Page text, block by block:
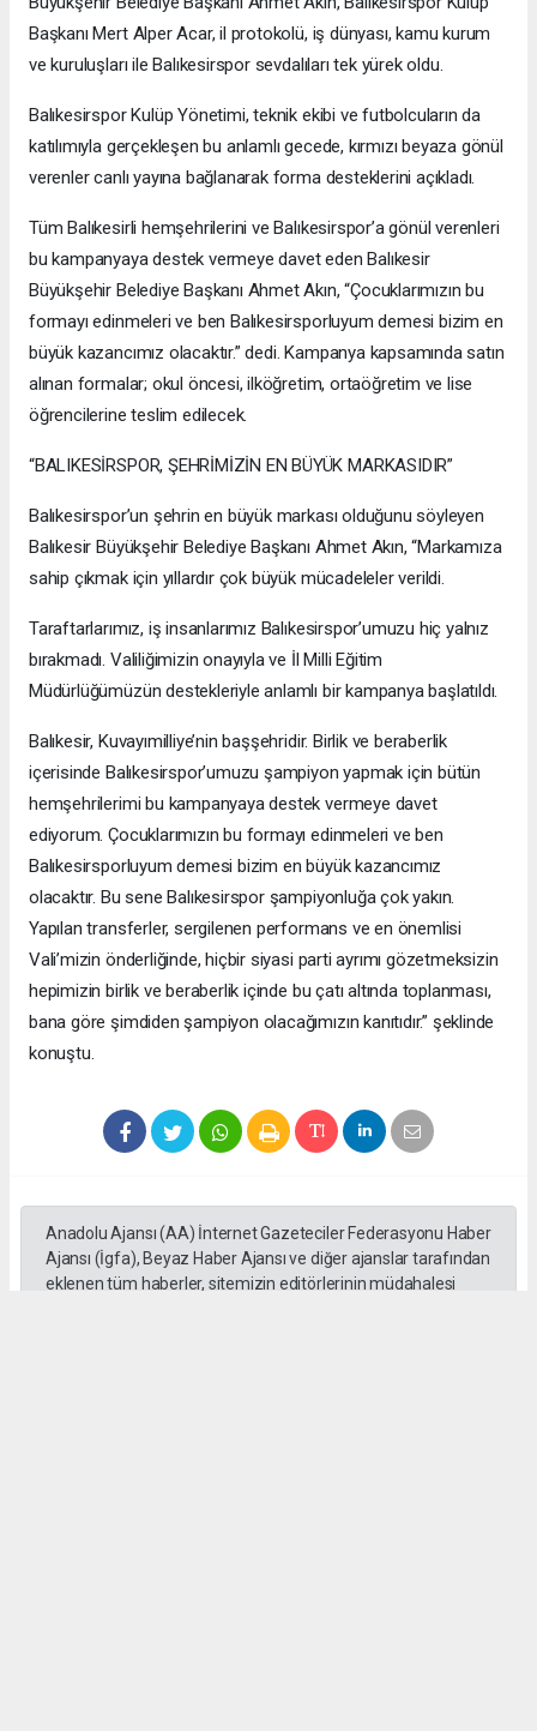
Başkanı Mert Alper Acar, il protokolü, iş dünyası, kamu kurum
ve kuruluşları ile Balıkesirspor sevdalıları tek yürek oldu.
Balıkesirspor Kulüp Yönetimi, teknik ekibi ve futbolcuların da
katılımıyla gerçekleşen bu anlamlı gecede, kırmızı beyaza gönül
verenler canlı yayına bağlanarak forma desteklerini açıkladı.
Tüm Balıkesirli hemşehrilerini ve Balıkesirspor’a gönül verenleri
bu kampanyaya destek vermeye davet eden Balıkesir
Büyükşehir Belediye Başkanı Ahmet Akın, “Çocuklarımızın bu
formayı edinmeleri ve ben Balıkesirsporluyum demesi bizim en
büyük kazancımız olacaktır.” dedi. Kampanya kapsamında satın
alınan formalar; okul öncesi, ilköğretim, ortaöğretim ve lise
öğrencilerine teslim edilecek.
“BALIKESİRSPOR, ŞEHRİMİZİN EN BÜYÜK MARKASIDIR”
Balıkesirspor’un şehrin en büyük markası olduğunu söyleyen
Balıkesir Büyükşehir Belediye Başkanı Ahmet Akın, “Markamıza
sahip çıkmak için yıllardır çok büyük mücadeleler verildi.
Taraftarlarımız, iş insanlarımız Balıkesirspor’umuzu hiç yalnız
bırakmadı. Valiliğimizin onayıyla ve İl Milli Eğitim
Müdürlüğümüzün destekleriyle anlamlı bir kampanya başlatıldı.
Balıkesir, Kuvayımilliye’nin başşehridir. Birlik ve beraberlik
içerisinde Balıkesirspor’umuzu şampiyon yapmak için bütün
hemşehrilerimi bu kampanyaya destek vermeye davet
ediyorum. Çocuklarımızın bu formayı edinmeleri ve ben
Balıkesirsporluyum demesi bizim en büyük kazancımız
olacaktır. Bu sene Balıkesirspor şampiyonluğa çok yakın.
Yapılan transferler, sergilenen performans ve en önemlisi
Vali’mizin önderliğinde, hiçbir siyasi parti ayrımı gözetmeksizin
hepimizin birlik ve beraberlik içinde bu çatı altında toplanması,
bana göre şimdiden şampiyon olacağımızın kanıtıdır.” şeklinde
konuştu.
Anadolu Ajansı (AA) İnternet Gazeteciler Federasyonu Haber
Ajansı (İgfa), Beyaz Haber Ajansı ve diğer ajanslar tarafından
eklenen tüm haberler, sitemizin editörlerinin müdahalesi